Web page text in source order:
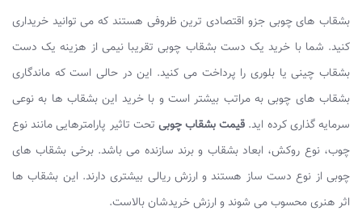
بشقاب های چوبی جزو اقتصادی ترین ظروفی هستند که می توانید خریداری
کنید. شما با خرید یک دست بشقاب چوبی تقریبا نیمی از هزینه یک دست
بشقاب چینی یا بلوری را پرداخت می کنید. این در حالی است که ماندگاری
بشقاب های چوبی به مراتب بیشتر است و با خرید این بشقاب ها به نوعی
سرمایه گذاری کرده اید. قیمت بشقاب چوبی تحت تاثیر پارامترهایی مانند نوع
چوب، نوع روکش، ابعاد بشقاب و برند سازنده می باشد. برخی بشقاب های
چوبی از نوع دست ساز هستند و ارزش ریالی بیشتری دارند. این بشقاب ها
اثر هنری محسوب می شوند و ارزش خریدشان بالاست.